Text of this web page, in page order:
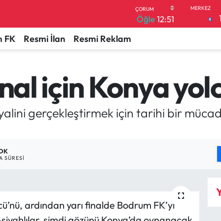
Öğle12:51
FK Resmi İlan Resmi Reklam
için Konya
gerçekleştirmek için tarihi bir
SÜRESI
ardından yarı finalde Bodrum FK’yı